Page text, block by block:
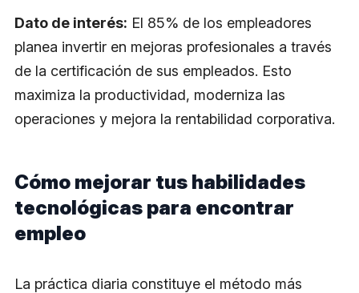
Dato de interés: El 85% de los empleadores
planea invertir en mejoras profesionales a través
de la certificación de sus empleados. Esto
maximiza la productividad, moderniza las
operaciones y mejora la rentabilidad corporativa.
Cómo mejorar tus habilidades
tecnológicas para encontrar
empleo
La práctica diaria constituye el método más